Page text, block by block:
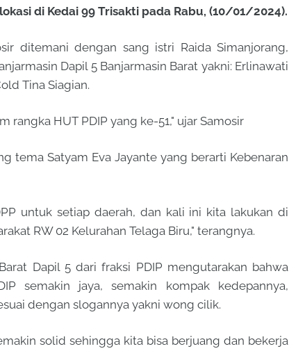
di Kedai 99 Trisakti pada Rabu, (10/01/2024).
ditemani dengan sang istri Raida Simanjorang,
Dapil 5 Banjarmasin Barat yakni: Erlinawati
Tina Siagian.
rangka HUT PDIP yang ke-51," ujar Samosir
tema Satyam Eva Jayante yang berarti Kebenaran
untuk setiap daerah, dan kali ini kita lakukan di
RW 02 Kelurahan Telaga Biru," terangnya.
Dapil 5 dari fraksi PDIP mengutarakan bahwa
semakin jaya, semakin kompak kedepannya,
dengan slogannya yakni wong cilik.
solid sehingga kita bisa berjuang dan bekerja